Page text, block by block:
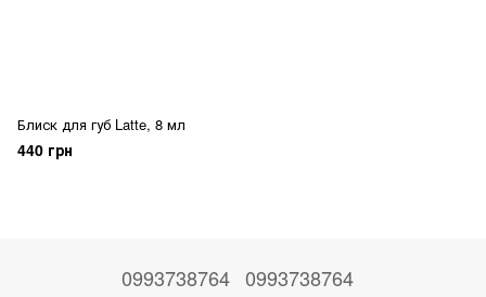
Блиск для губ Latte, 8 мл
440 грн
0993738764 0993738764